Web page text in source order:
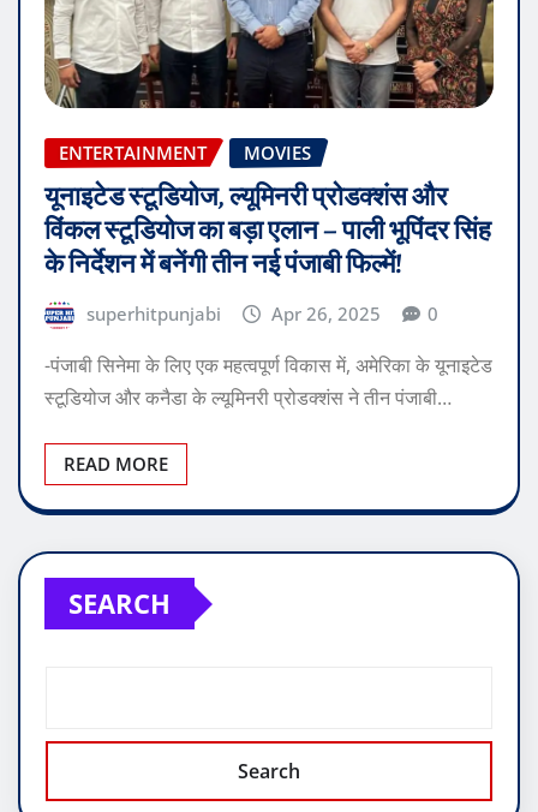
ENTERTAINMENT MOVIES
यूनाइटेड स्टूडियोज, ल्यूमिनरी प्रोडक्शंस और
विंकल स्टूडियोज का बड़ा एलान – पाली भूपिंदर सिंह
के निर्देशन में बनेंगी तीन नई पंजाबी फिल्में!
superhitpunjabi Apr 26, 2025 0
-पंजाबी सिनेमा के लिए एक महत्वपूर्ण विकास में, अमेरिका के यूनाइटेड
स्टूडियोज और कनैडा के ल्यूमिनरी प्रोडक्शंस ने तीन पंजाबी…
READ MORE
SEARCH
Search